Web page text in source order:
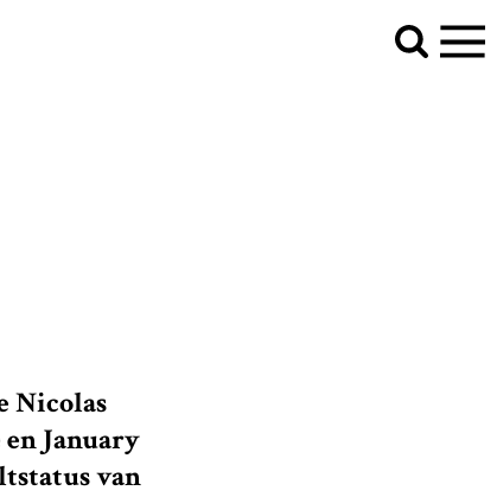
Nicolas
January
van